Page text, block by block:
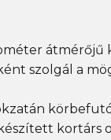
szolgál a
kortárs